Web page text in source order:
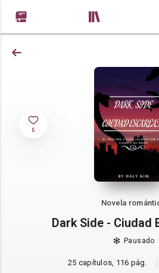
5
Novela
Dark Side - Ciudad
Pausado
25 capítulos, 116 pág.